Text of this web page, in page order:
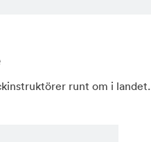
runt om i landet.